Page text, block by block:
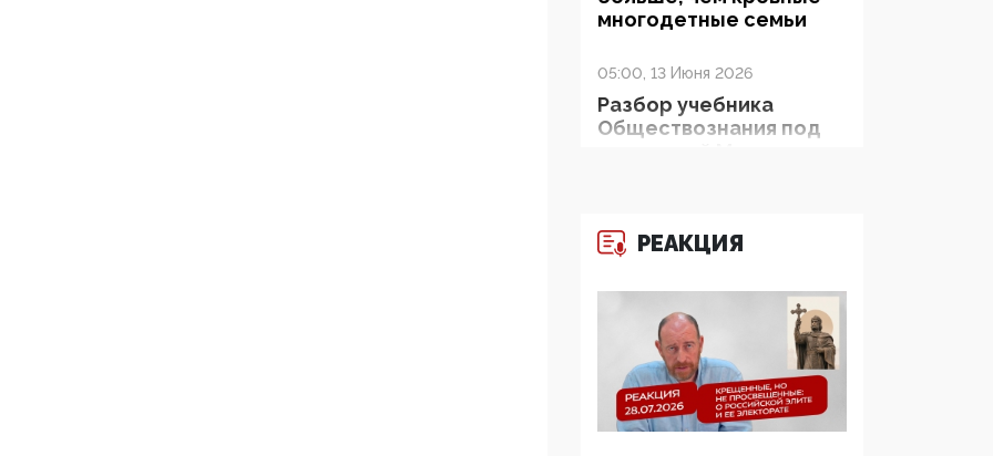
многодетные семьи
05:00, 13 Июня 2026
Разбор учебника
Обществознания под
двоемыслия
Прокуратура наконец
увидела
экстремистскую
деятельность ИИТО
ЮНЕСКО в России, но
РЕАКЦИЯ